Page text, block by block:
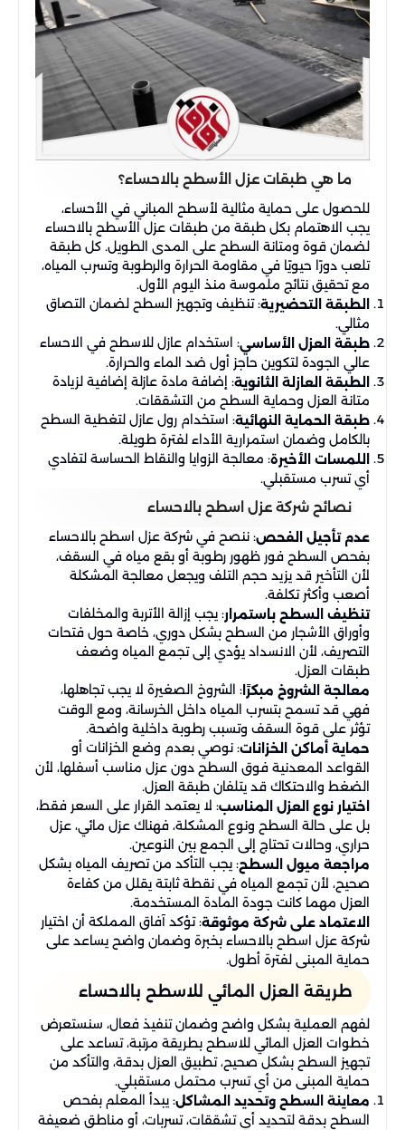
ما هي طبقات عزل الأسطح بالاحساء؟
للحصول على حماية مثالية لأسطح المباني في الأحساء،
يجب الاهتمام بكل طبقة من طبقات عزل الأسطح بالاحساء
لضمان قوة ومتانة السطح على المدى الطويل. كل طبقة
تلعب دورًا حيويًا في مقاومة الحرارة والرطوبة وتسرب المياه،
مع تحقيق نتائج ملموسة منذ اليوم الأول.
الطبقة التحضيرية: تنظيف وتجهيز السطح لضمان التصاق
مثالي.
طبقة العزل الأساسي: استخدام عازل للاسطح في الاحساء
عالي الجودة لتكوين حاجز أول ضد الماء والحرارة.
الطبقة العازلة الثانوية: إضافة مادة عازلة إضافية لزيادة
متانة العزل وحماية السطح من التشققات.
طبقة الحماية النهائية: استخدام رول عازل لتغطية السطح
بالكامل وضمان استمرارية الأداء لفترة طويلة.
اللمسات الأخيرة: معالجة الزوايا والنقاط الحساسة لتفادي
أي تسرب مستقبلي.
نصائح شركة عزل اسطح بالاحساء
عدم تأجيل الفحص: ننصح في شركة عزل اسطح بالاحساء
بفحص السطح فور ظهور رطوبة أو بقع مياه في السقف،
لأن التأخير قد يزيد حجم التلف ويجعل معالجة المشكلة
أصعب وأكثر تكلفة.
تنظيف السطح باستمرار: يجب إزالة الأتربة والمخلفات
وأوراق الأشجار من السطح بشكل دوري، خاصة حول فتحات
التصريف، لأن الانسداد يؤدي إلى تجمع المياه وضعف
طبقات العزل.
معالجة الشروخ مبكرًا : الشروخ الصغيرة لا يجب تجاهلها،
فهي قد تسمح بتسرب المياه داخل الخرسانة، ومع الوقت
تؤثر على قوة السقف وتسبب رطوبة داخلية واضحة.
حماية أماكن الخزانات: نوصي بعدم وضع الخزانات أو
القواعد المعدنية فوق السطح دون عزل مناسب أسفلها، لأن
الضغط والاحتكاك قد يتلفان طبقة العزل.
اختيار نوع العزل المناسب: لا يعتمد القرار على السعر فقط،
بل على حالة السطح ونوع المشكلة، فهناك عزل مائي، عزل
حراري، وحالات تحتاج إلى الجمع بين النوعين.
مراجعة ميول السطح: يجب التأكد من تصريف المياه بشكل
صحيح، لأن تجمع المياه في نقطة ثابتة يقلل من كفاءة
العزل مهما كانت جودة المادة المستخدمة.
الاعتماد على شركة موثوقة: تؤكد آفاق المملكة أن اختيار
شركة عزل اسطح بالاحساء بخبرة وضمان واضح يساعد على
حماية المبنى لفترة أطول.
طريقة العزل المائي للاسطح بالاحساء
لفهم العملية بشكل واضح وضمان تنفيذ فعال، سنستعرض
خطوات العزل المائي للاسطح بطريقة مرتبة، تساعد على
تجهيز السطح بشكل صحيح، تطبيق العزل بدقة، والتأكد من
حماية المبنى من أي تسرب محتمل مستقبلي.
معاينة السطح وتحديد المشاكل: يبدأ المعلم بفحص
السطح بدقة لتحديد أي تشققات، تسربات، أو مناطق ضعيفة